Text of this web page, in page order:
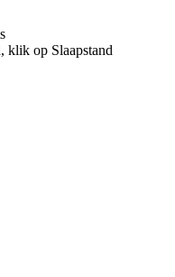
klik op Slaapstand